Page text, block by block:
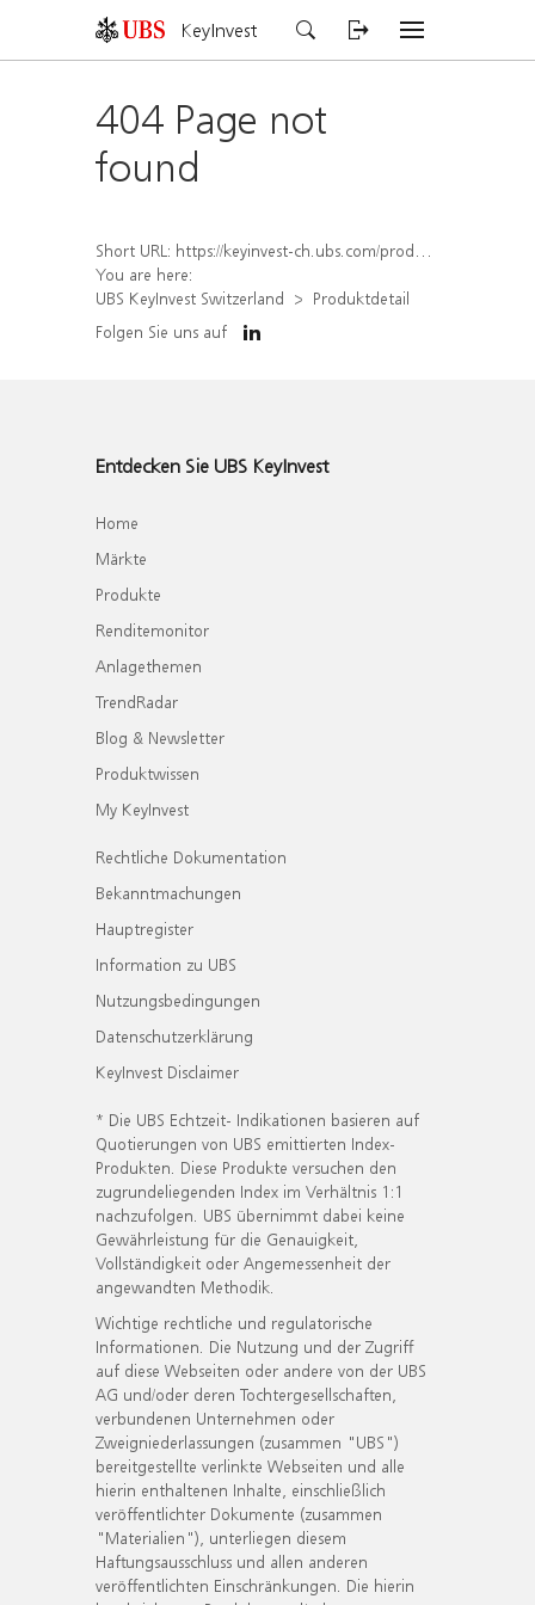
KeyInvest
404 Page not
found
Short URL: https://keyinvest-ch.ubs.com/produkt/detail/index/isin/CH1577813798
You are here:
UBS KeyInvest Switzerland
Produktdetail
Folgen Sie uns auf
Entdecken Sie UBS KeyInvest
Home
Märkte
Produkte
Renditemonitor
Anlagethemen
TrendRadar
Blog & Newsletter
Produktwissen
My KeyInvest
Rechtliche Dokumentation
Bekanntmachungen
Hauptregister
Information zu UBS
Nutzungsbedingungen
Datenschutzerklärung
KeyInvest Disclaimer
* Die UBS Echtzeit- Indikationen basieren auf
Quotierungen von UBS emittierten Index-
Produkten. Diese Produkte versuchen den
zugrundeliegenden Index im Verhältnis 1:1
nachzufolgen. UBS übernimmt dabei keine
Gewährleistung für die Genauigkeit,
Vollständigkeit oder Angemessenheit der
angewandten Methodik.
Wichtige rechtliche und regulatorische
Informationen. Die Nutzung und der Zugriff
auf diese Webseiten oder andere von der UBS
AG und/oder deren Tochtergesellschaften,
verbundenen Unternehmen oder
Zweigniederlassungen (zusammen "UBS")
bereitgestellte verlinkte Webseiten und alle
hierin enthaltenen Inhalte, einschließlich
veröffentlichter Dokumente (zusammen
"Materialien"), unterliegen diesem
Haftungsausschluss und allen anderen
veröffentlichten Einschränkungen. Die hierin